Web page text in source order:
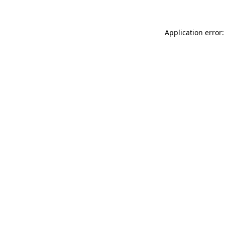
Application